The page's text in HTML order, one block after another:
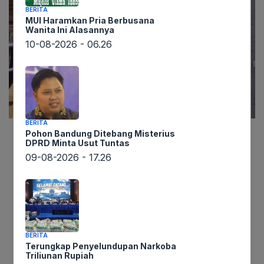
Informasi dari lintaswarta.co.id menyebutkan
bahwa banjir rob kembali menerjang pesisir
Jalan Kalianak dan sekitarnya menjadi titik
terdampak paling parah, dengan genangan air
mencapai 40-50 cm. Kejadian ini bukan hanya
mengganggu lalu lintas, mengakibatkan
kemacetan yang melibatkan berbagai kendaraan,
BERITA
MUI Haramkan Pria Berbusana
Wanita Ini Alasannya
10-08-2026 - 06.26
BERITA
Pohon Bandung Ditebang Misterius
DPRD Minta Usut Tuntas
09-08-2026 - 17.26
BERITA
Terungkap Penyelundupan Narkoba
Triliunan Rupiah